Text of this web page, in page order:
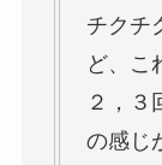
チクチ
ど、こ
２，３
の感じ